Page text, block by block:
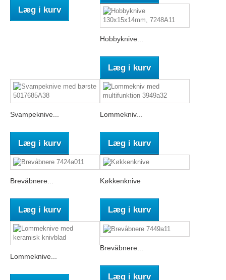
Læg i kurv
Hobbyknive...
Læg i kurv
Svampeknive...
Læg i kurv
Lommekniv...
Læg i kurv
Brevåbnere...
Læg i kurv
Køkkenknive
Læg i kurv
Lommeknive...
Brevåbnere...
Læg i kurv